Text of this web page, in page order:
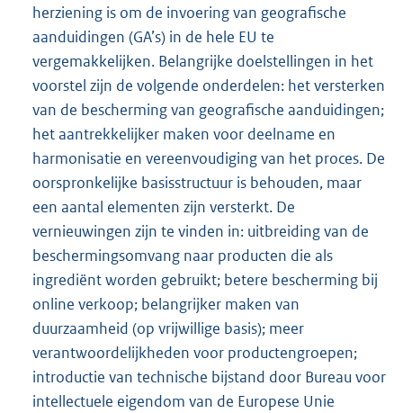
herziening is om de invoering van geografische
aanduidingen (GA’s) in de hele EU te
vergemakkelijken. Belangrijke doelstellingen in het
voorstel zijn de volgende onderdelen: het versterken
van de bescherming van geografische aanduidingen;
het aantrekkelijker maken voor deelname en
harmonisatie en vereenvoudiging van het proces. De
oorspronkelijke basisstructuur is behouden, maar
een aantal elementen zijn versterkt. De
vernieuwingen zijn te vinden in: uitbreiding van de
beschermingsomvang naar producten die als
ingrediënt worden gebruikt; betere bescherming bij
online verkoop; belangrijker maken van
duurzaamheid (op vrijwillige basis); meer
verantwoordelijkheden voor productengroepen;
introductie van technische bijstand door Bureau voor
intellectuele eigendom van de Europese Unie